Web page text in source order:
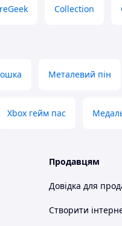
Collection
Металевий пін
Xbox гейм пас
Продавцям
Довідка для
Створити